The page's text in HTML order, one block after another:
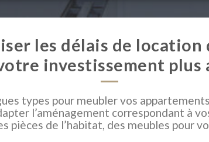
les délais de location
investissement
types pour meubler vos
l’aménagement correspondant à
pièces de l’habitat, des meubles pour